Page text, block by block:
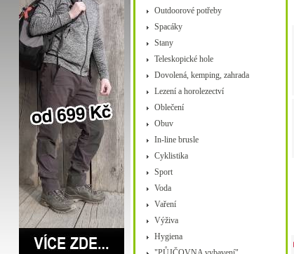
Outdoorové potřeby
Spacáky
Stany
Teleskopické hole
Dovolená, kemping, zahrada
Lezení a horolezectví
Oblečení
Obuv
In-line brusle
Cyklistika
Sport
Voda
Vaření
Výživa
Hygiena